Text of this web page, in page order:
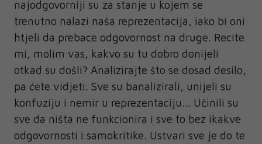
najodgovorniji su za stanje u kojem se
trenutno nalazi naša reprezentacija, iako bi oni
htjeli da prebace odgovornost na druge. Recite
mi, molim vas, kakvo su tu dobro donijeli
otkad su došli? Analizirajte što se dosad desilo,
pa ćete vidjeti. Sve su banalizirali, unijeli su
konfuziju i nemir u reprezentaciju... Učinili su
sve da ništa ne funkcionira i sve to bez ikakve
odgovornosti i samokritike. Ustvari sve je do te